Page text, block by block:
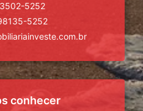
5252
5252
conhecer